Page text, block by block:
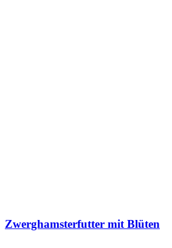
Zwerghamsterfutter mit Blüten